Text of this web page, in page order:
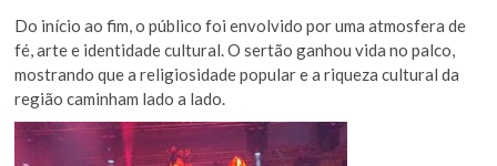
Do início ao fim, o público foi envolvido por uma atmosfera de
fé, arte e identidade cultural. O sertão ganhou vida no palco,
mostrando que a religiosidade popular e a riqueza cultural da
região caminham lado a lado.